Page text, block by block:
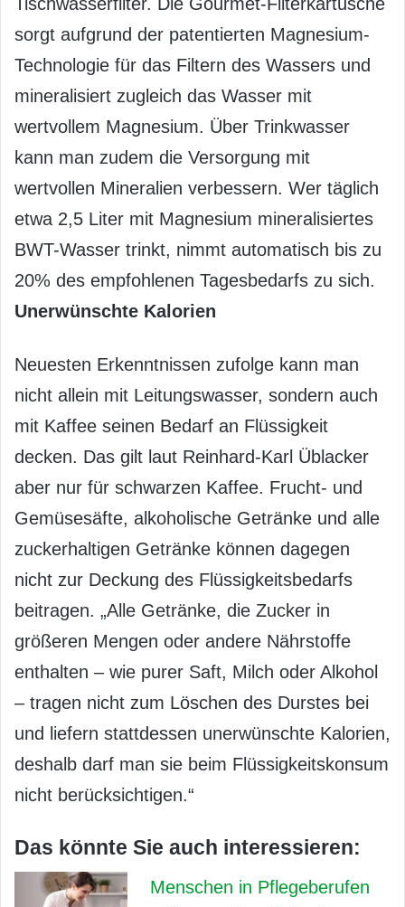
sorgt aufgrund der patentierten Magnesium-
Technologie für das Filtern des Wassers und
mineralisiert zugleich das Wasser mit
wertvollem Magnesium. Über Trinkwasser
kann man zudem die Versorgung mit
wertvollen Mineralien verbessern. Wer täglich
etwa 2,5 Liter mit Magnesium mineralisiertes
BWT-Wasser trinkt, nimmt automatisch bis zu
20% des empfohlenen Tagesbedarfs zu sich.
Unerwünschte Kalorien
Neuesten Erkenntnissen zufolge kann man
nicht allein mit Leitungswasser, sondern auch
mit Kaffee seinen Bedarf an Flüssigkeit
decken. Das gilt laut Reinhard-Karl Üblacker
aber nur für schwarzen Kaffee. Frucht- und
Gemüsesäfte, alkoholische Getränke und alle
zuckerhaltigen Getränke können dagegen
nicht zur Deckung des Flüssigkeitsbedarfs
beitragen. „Alle Getränke, die Zucker in
größeren Mengen oder andere Nährstoffe
enthalten – wie purer Saft, Milch oder Alkohol
– tragen nicht zum Löschen des Durstes bei
und liefern stattdessen unerwünschte Kalorien,
deshalb darf man sie beim Flüssigkeitskonsum
nicht berücksichtigen.“
Das könnte Sie auch interessieren:
Menschen in Pflegeberufen